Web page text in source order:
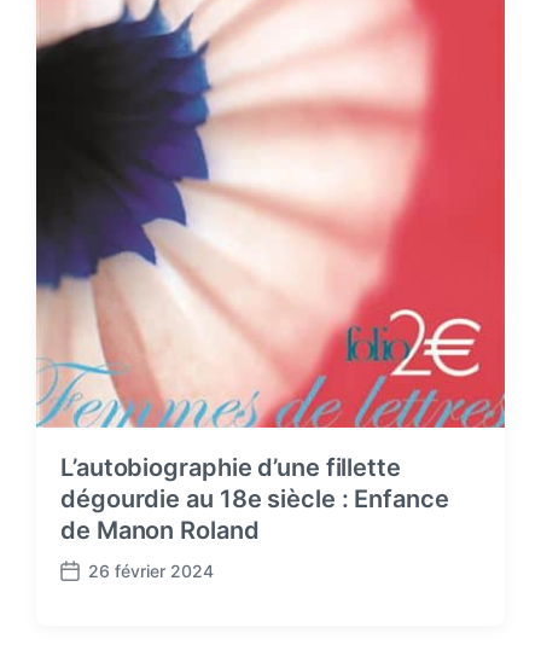
L’autobiographie d’une fillette
dégourdie au 18e siècle : Enfance
de Manon Roland
P
26 février 2024